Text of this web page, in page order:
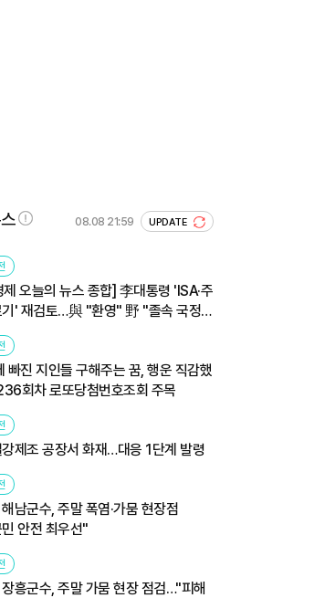
08.08 21:59 UPDATE
제 오늘의 뉴스 종합] 李대통령 'ISA·주
기' 재검토…與 "환영" 野 "졸속 국정"
빠진 지인들 구해주는 꿈, 행운 직감했
회차 로또당첨번호조회 주목
제조 공장서 화재…대응 1단계 발령
남군수, 주말 폭염·가뭄 현장점
안전 최우선"
흥군수, 주말 가뭄 현장 점검…"피해